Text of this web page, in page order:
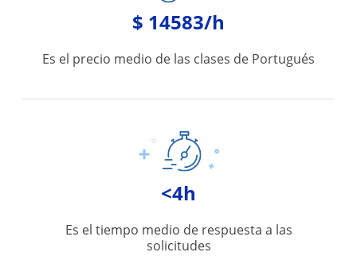
$ 14583/h
Es el precio medio de las clases de Portugués
<4h
Es el tiempo medio de respuesta a las
solicitudes